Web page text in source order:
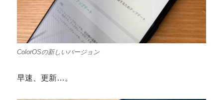
ColorOSの新しいバージョン
早速、更新…。